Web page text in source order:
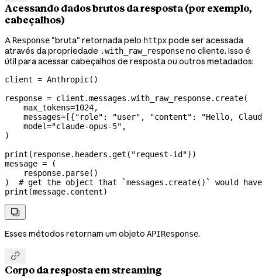
Acessando dados brutos da resposta (por exemplo,
cabeçalhos)
A Response"bruta" retornada pelo httpxpode ser acessada
através da propriedade .with_raw_responseno cliente. Isso é
útil para acessar cabeçalhos de resposta ou outros metadados:
client = Anthropic()
response = client.messages.with_raw_response.create(
    max_tokens
=1024,
    messages
= [{"role" : "user" , "content" :
"Hello,
    model
="claude-opus-5" ,
)
print (response.headers.get( "request-id"))
message = (
    response.parse()
) # get the object that `messages.create()` would
print (message.content)

Esses métodos retornam um objeto APIResponse.

Corpo da resposta em streaming